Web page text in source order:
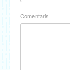
Comentaris